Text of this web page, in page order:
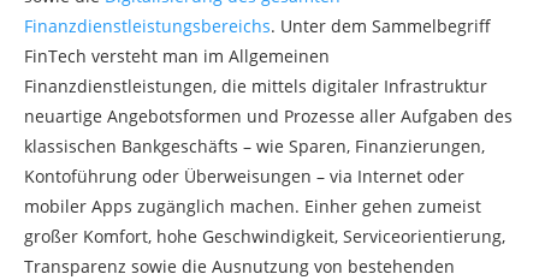
Finanzdienstleistungsbereichs. Unter dem Sammelbegriff
FinTech versteht man im Allgemeinen
Finanzdienstleistungen, die mittels digitaler Infrastruktur
neuartige Angebotsformen und Prozesse aller Aufgaben des
klassischen Bankgeschäfts – wie Sparen, Finanzierungen,
Kontoführung oder Überweisungen – via Internet oder
mobiler Apps zugänglich machen. Einher gehen zumeist
großer Komfort, hohe Geschwindigkeit, Serviceorientierung,
Transparenz sowie die Ausnutzung von bestehenden